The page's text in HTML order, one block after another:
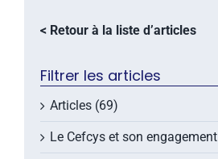
< Retour à la liste d’articles
Filtrer les articles
Articles (69)
Le Cefcys et son